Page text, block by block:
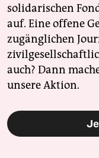
solidarischen
auf. Eine offene
zugänglichen
auch? Dann
unsere Aktion.